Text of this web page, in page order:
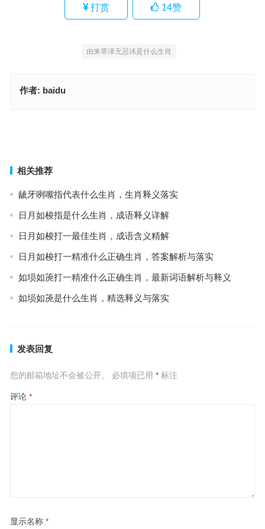
打赏 14赞
由来草泽无忌讳是什么生肖
作者: baidu
相关推荐
龇牙咧嘴指代表什么生肖，生肖释义落实
日月如梭指是什么生肖，成语释义详解
日月如梭打一最佳生肖，成语含义精解
日月如梭打一精准什么正确生肖，答案解析与落实
如埙如箎打一精准什么正确生肖，最新词语解析与释义
如埙如箎是什么生肖，精选释义与落实
发表回复
您的邮箱地址不会被公开。 必填项已用 *标注
评论 *
显示名称 *